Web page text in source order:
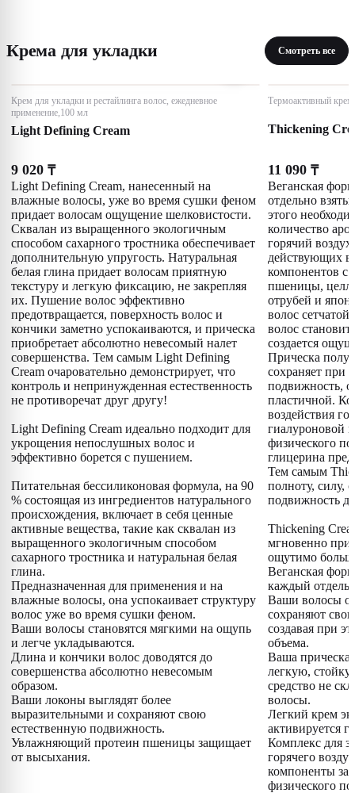
Крема для укладки Смотреть все
Крем для укладки и рестайлинга волос, ежедневное
применение,100 мл
Light Defining Cream
9 020 ₸
Light Defining Cream, нанесенный на
влажные волосы, уже во время сушки феном
придает волосам ощущение шелковистости.
Сквалан из выращенного экологичным
способом сахарного тростника обеспечивает
дополнительную упругость. Натуральная
белая глина придает волосам приятную
текстуру и легкую фиксацию, не закрепляя
их. Пушение волос эффективно
предотвращается, поверхность волос и
кончики заметно успокаиваются, и прическа
приобретает абсолютно невесомый налет
совершенства. Тем самым Light Defining
Cream очаровательно демонстрирует, что
контроль и непринужденная естественность
не противоречат друг другу!
Light Defining Cream идеально подходит для
укрощения непослушных волос и
эффективно борется с пушением.
Питательная бессиликоновая формула, на 90
% состоящая из ингредиентов натурального
происхождения, включает в себя ценные
активные вещества, такие как сквалан из
выращенного экологичным способом
сахарного тростника и натуральная белая
глина.
Предназначенная для применения и на
влажные волосы, она успокаивает структуру
волос уже во время сушки феном.
Ваши волосы становятся мягкими на ощупь
и легче укладываются.
Длина и кончики волос доводятся до
совершенства абсолютно невесомым
образом.
Ваши локоны выглядят более
выразительными и сохраняют свою
естественную подвижность.
Увлажняющий протеин пшеницы защищает
от высыхания.
Термоактивный крем
Thickening
11 090 ₸
Веганская
отдельно
этого
количество
горячий
действующих
компонентов
пшеницы,
отрубей и
волос сетчатой
волос
создается
Прическа
сохраняет при
подвижность,
пластичной.
воздействия
гиалуроновой
физического
глицерина
Тем самым
полноту, силу,
подвижность
Thickening
мгновенно
ощутимо
Веганская
каждый
Ваши волосы
сохраняют
создавая при
объема.
Ваша прическа
легкую,
средство не
волосы.
Легкий крем
активируется
Комплекс для
горячего
компоненты
физического